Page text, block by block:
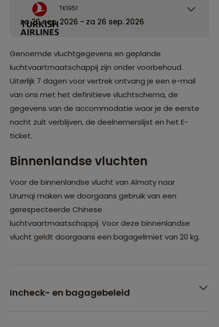
TK1951
za 26 sep. 2026 - za 26 sep. 2026
Genoemde vluchtgegevens en geplande
luchtvaartmaatschappij zijn onder voorbehoud.
Uiterlijk 7 dagen voor vertrek ontvang je een e-mail
van ons met het definitieve vluchtschema, de
gegevens van de accommodatie waar je de eerste
nacht zult verblijven, de deelnemerslijst en het E-
ticket.
Binnenlandse vluchten
Voor de binnenlandse vlucht van Almaty naar
Urumqi maken we doorgaans gebruik van een
gerespecteerde Chinese
luchtvaartmaatschappij. Voor deze binnenlandse
vlucht geldt doorgaans een bagagelimiet van 20 kg.
Incheck- en bagagebeleid